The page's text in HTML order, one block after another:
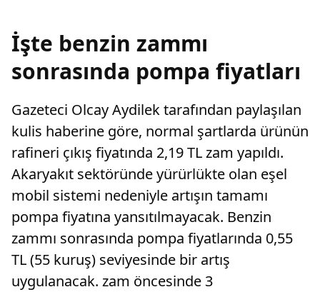
İşte benzin zammı
sonrasında pompa fiyatları
Gazeteci Olcay Aydilek tarafından paylaşılan
kulis haberine göre, normal şartlarda ürünün
rafineri çıkış fiyatında 2,19 TL zam yapıldı.
Akaryakıt sektöründe yürürlükte olan eşel
mobil sistemi nedeniyle artışın tamamı
pompa fiyatına yansıtılmayacak. Benzin
zammı sonrasında pompa fiyatlarında 0,55
TL (55 kuruş) seviyesinde bir artış
uygulanacak. zam öncesinde 3